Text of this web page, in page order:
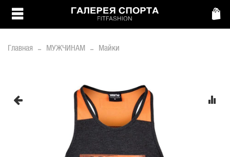
Главная МУЖЧИНАМ Майки